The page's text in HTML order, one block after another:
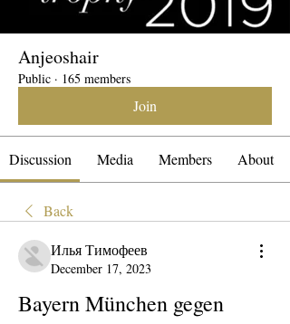
Anjeoshair
Public · 165 members
Join
Discussion Media Members About
Back
Илья Тимофеев
December 17, 2023
Bayern München gegen